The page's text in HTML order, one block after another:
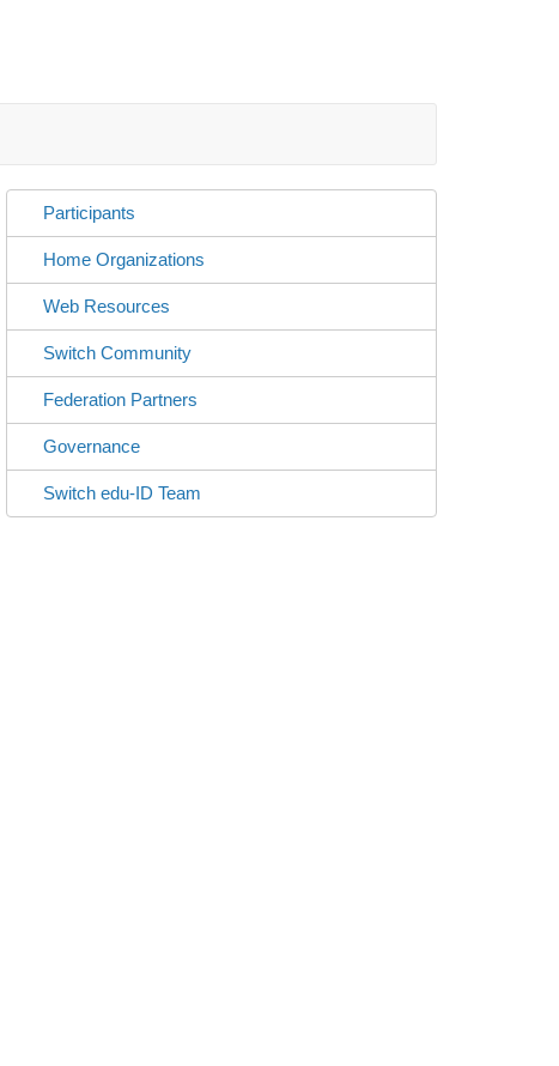
Participants
Home Organizations
Web Resources
Switch Community
Federation Partners
Governance
Switch edu-ID Team